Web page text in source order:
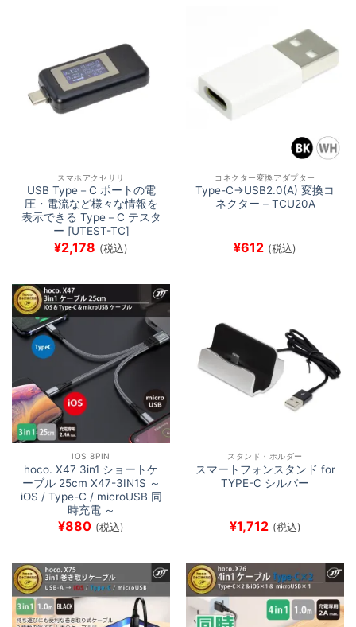
スマホアクセサリ
USB Type－C ポートの電
圧・電流など様々な情報を
表示できる Type－C テスタ
ー [UTEST-TC]
¥2,178 (税込)
コネクター変換アダプター
Type-C→USB2.0(A) 変換コ
ネクター – TCU20A
¥612 (税込)
IOS 8PIN
hoco. X47 3in1 ショートケ
ーブル 25cm X47-3IN1S ～
iOS / Type-C / microUSB 同
時充電 ～
¥880 (税込)
スタンド・ホルダー
スマートフォンスタンド for
TYPE-C シルバー
¥1,712 (税込)